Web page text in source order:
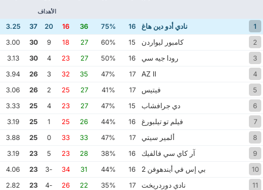
الأهداف
1 نادي أدو دين هاغ 16
75%
36
16
20
37
3.25
2
كامبور ليواردن 15
60%
27
18
9
30
3.00
3
رودا جيه سي 16
50%
27
23
4
30
3.13
4
17
47%
35
32
3
26
3.94
5
فيتيس 17
41%
27
25
2
26
3.06
6
دي جرافشاب 15
47%
27
23
4
25
3.33
7
فيلم تو تيلبورغ 16
44%
26
25
1
25
3.19
8
ألمير سيتي 17
47%
33
33
0
25
3.88
9
آر كاي سي فالفيك 16
38%
28
23
5
23
3.19
10
بي إس في أيندهوفن 2 16
44%
31
34
-3
23
4.06
11
نادي دوردريخت 17
35%
22
26
-4
23
2.82